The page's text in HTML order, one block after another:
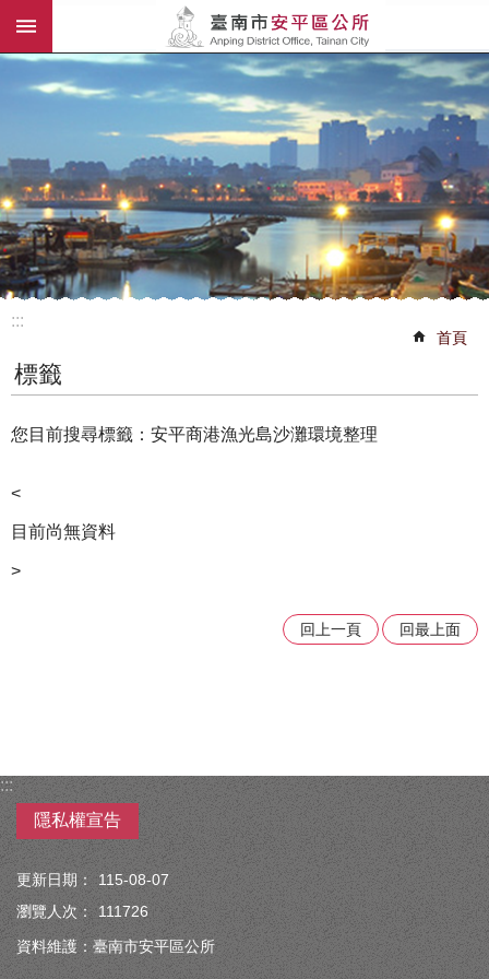
跳到主要內容區塊
:::
首頁
標籤
您目前搜尋標籤：安平商港漁光島沙灘環境整理
<
目前尚無資料
>
回上一頁 回最上面
:::
隱私權宣告
更新日期：
115-08-07
瀏覽人次：
111726
資料維護：臺南市安平區公所